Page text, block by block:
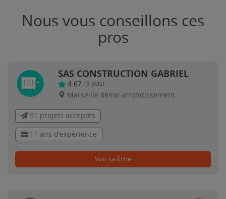
Nous vous conseillons ces
pros
SAS CONSTRUCTION GABRIEL
4.67 (3 avis)
Marseille 8ème arrondissement
91 projets acceptés
11 ans d'expérience
Voir sa fiche